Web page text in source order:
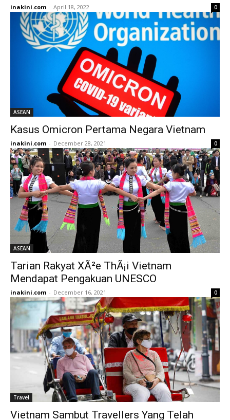
inakini.com - April 18, 2022 0
ASEAN
Kasus Omicron Pertama Negara Vietnam
inakini.com - December 28, 2021 0
ASEAN
Tarian Rakyat XÃ²e ThÃ¡i Vietnam
Mendapat Pengakuan UNESCO
inakini.com - December 16, 2021 0
Travel
Vietnam Sambut Travellers Yang Telah